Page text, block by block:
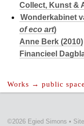
Collect, Kunst &
Wonderkabinet
of eco art)
Anne Berk (2010)
Financieel
Works → public
©2026 Egied Simons •